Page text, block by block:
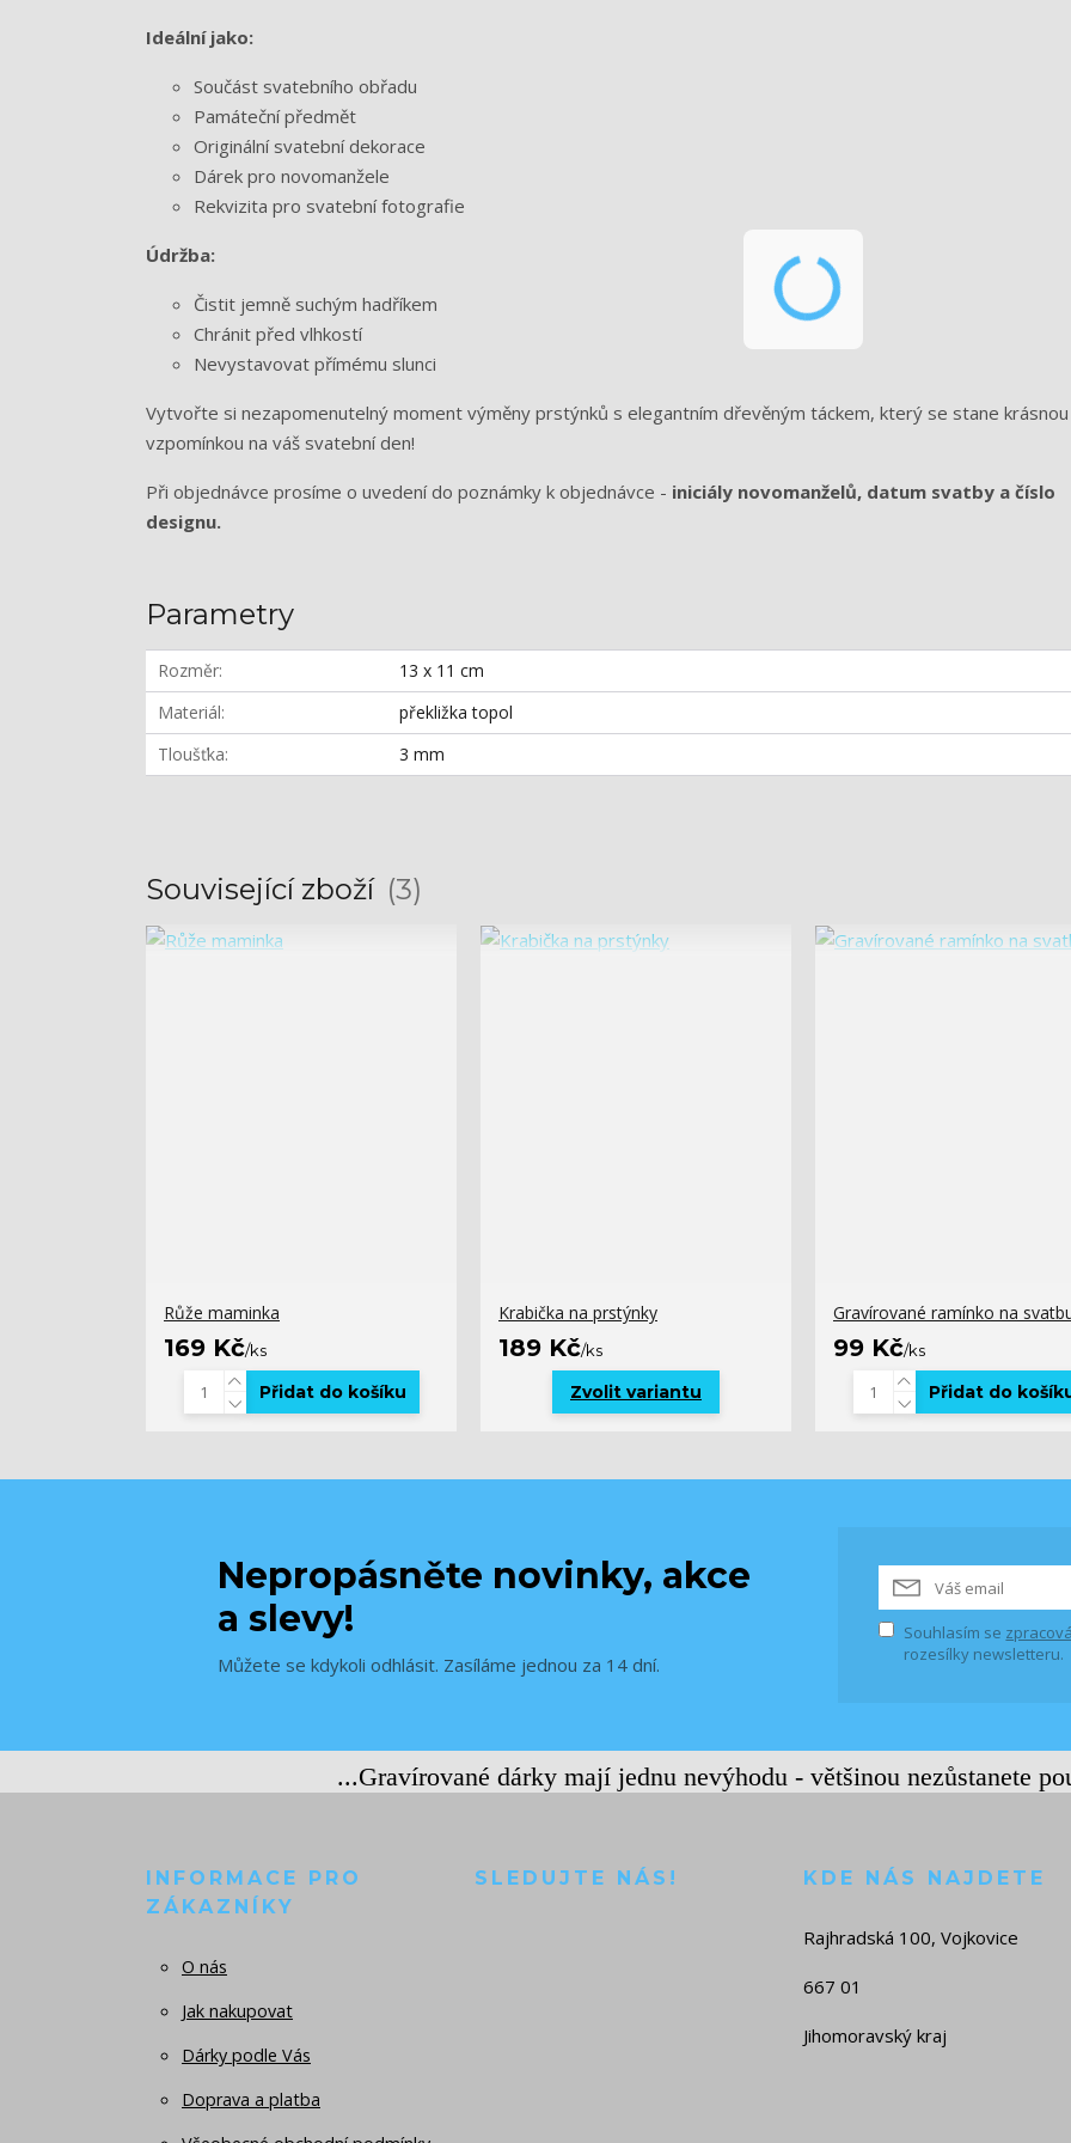
Ideální jako:
Součást svatebního obřadu
Památeční předmět
Originální svatební dekorace
Dárek pro novomanžele
Rekvizita pro svatební fotografie
Údržba:
Čistit jemně suchým hadříkem
Chránit před vlhkostí
Nevystavovat přímému slunci
Vytvořte si nezapomenutelný moment výměny prstýnků s elegantním dřevěným táckem, který se stane krásnou
vzpomínkou na váš svatební den!
Při objednávce prosíme o uvedení do poznámky k objednávce - iniciály novomanželů, datum svatby a číslo
designu.
Parametry
Rozměr
13 x 11 cm
Materiál
překližka topol
Tloušťka
3 mm
Související zboží 3
Růže maminka
169 Kč/ks
Přidat do košíku
Krabička na prstýnky
189 Kč/ks
Zvolit variantu
Gravírované ramínko na
99 Kč/ks
Přidat do
Nepropásněte novinky, akce
a slevy!
Můžete se kdykoli odhlásit. Zasíláme jednou za 14 dní.
Souhlasím se
rozesílky newsletteru.
...Gravírované dárky mají jednu nevýhodu - většinou nezůstanete
INFORMACE PRO
ZÁKAZNÍKY
O nás
Jak nakupovat
Dárky podle Vás
Doprava a platba
SLEDUJTE NÁS! KDE NÁS NAJDETE
Rajhradská 100, Vojkovice
667 01
Jihomoravský kraj